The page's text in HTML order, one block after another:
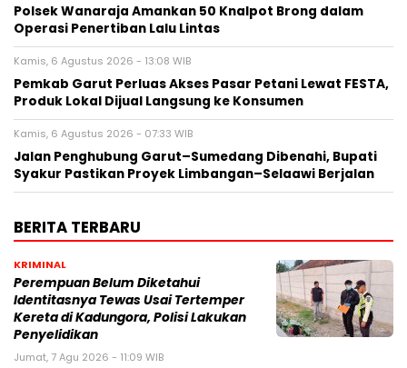
Polsek Wanaraja Amankan 50 Knalpot Brong dalam
Operasi Penertiban Lalu Lintas
Kamis, 6 Agustus 2026 - 13:08 WIB
Pemkab Garut Perluas Akses Pasar Petani Lewat FESTA,
Produk Lokal Dijual Langsung ke Konsumen
Kamis, 6 Agustus 2026 - 07:33 WIB
Jalan Penghubung Garut–Sumedang Dibenahi, Bupati
Syakur Pastikan Proyek Limbangan–Selaawi Berjalan
BERITA TERBARU
KRIMINAL
Perempuan Belum Diketahui
Identitasnya Tewas Usai Tertemper
Kereta di Kadungora, Polisi Lakukan
Penyelidikan
Jumat, 7 Agu 2026 - 11:09 WIB